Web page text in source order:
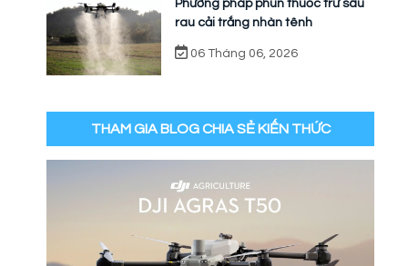
Phương pháp phun thuốc trừ sâu
rau cải trắng nhàn tênh
06 Tháng 06, 2026
THAM GIA BLOG CHIA SẺ KIẾN THỨC